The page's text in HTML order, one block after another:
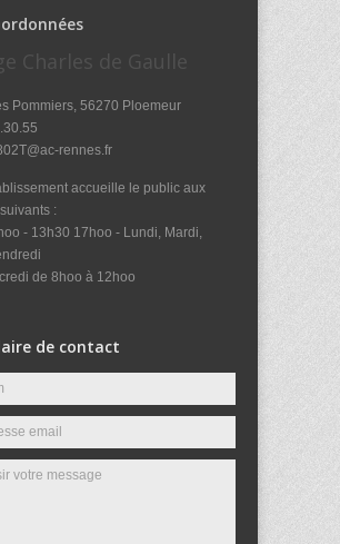
Charles de Gaulle
Pommiers, 56270 Ploemeur
rennes.fr
accueille le public aux
:
- 13h30 17hoo - Lundi, Mardi,
de 8hoo à 12hoo
de contact